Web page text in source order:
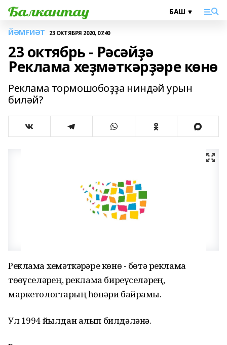
ЙӘМҒИӘТ 23 ОКТЯБРЯ 2020, 07:40
23 октябрь - Рәсәйҙә
Реклама хеҙмәткәрҙәре көнө
Реклама тормошобоҙҙа ниндәй урын
биләй?
Реклама хеҙмәткәрҙәре көнө - бөтә реклама
төҙөүселәрҙең, реклама биреүселәрҙең,
маркетологтарҙың һөнәри байрамы.
Ул 1994 йылдан алып билдәләнә.